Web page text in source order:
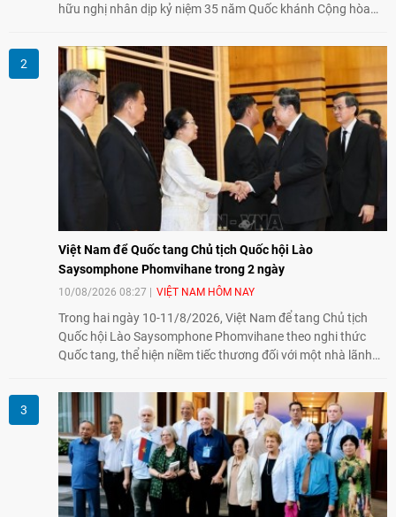
hữu nghị nhân dịp kỷ niệm 35 năm Quốc khánh Cộng hòa
nhân dân trong củng cố tình hữu nghị, mở rộng hợp tác thiết
thực và làm sâu sắc quan hệ Đối tác chiến lược Việt Nam -
Belarus.
Việt Nam để Quốc tang Chủ tịch Quốc hội Lào
Saysomphone Phomvihane trong 2 ngày
10/08/2026 08:27 VIỆT NAM HÔM NAY
Trong hai ngày 10-11/8/2026, Việt Nam để tang Chủ tịch
Quốc hội Lào Saysomphone Phomvihane theo nghi thức
Quốc tang, thể hiện niềm tiếc thương đối với một nhà lãnh
nghị vĩ đại, đoàn kết đặc biệt Việt Nam - Lào.